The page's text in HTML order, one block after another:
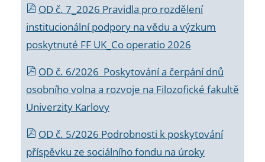
OD č. 7_2026 Pravidla pro rozdělení
institucionální podpory na vědu a výzkum
poskytnuté FF UK_Co operatio 2026
OD č. 6/2026 Poskytování a čerpání dnů
osobního volna a rozvoje na Filozofické fakultě
Univerzity Karlovy
OD č. 5/2026 Podrobnosti k poskytování
příspěvku ze sociálního fondu na úroky